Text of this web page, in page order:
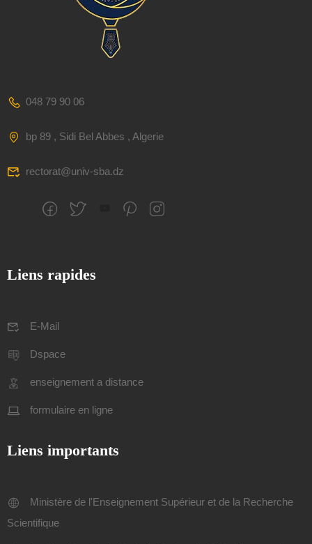
048 79 90 06
bp 89 , Sidi Bel Abbes , Algerie
rectorat@univ-sba.dz
Liens rapides
E-Mail
Dspace
enseignement a distance
formulaire en ligne
Liens importants
Ministère de l'Enseignement Supérieur et de la Recherche
Scientifique